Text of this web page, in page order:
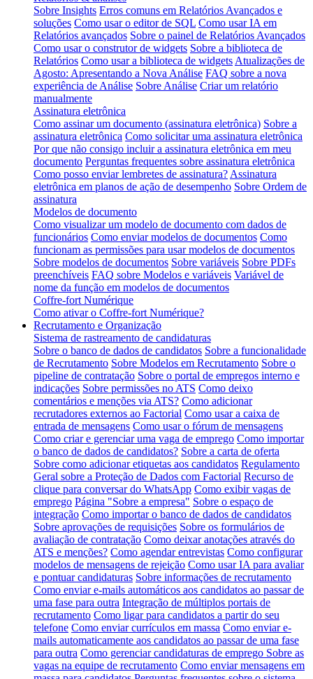
Sobre Insights Erros comuns em Relatórios Avançados e
soluções Como usar o editor de SQL Como usar IA em
Relatórios avançados Sobre o painel de Relatórios Avançados
Como usar o construtor de widgets Sobre a biblioteca de
Relatórios Como usar a biblioteca de widgets Atualizações de
Agosto: Apresentando a Nova Análise FAQ sobre a nova
experiência de Análise Sobre Análise Criar um relatório
manualmente
Assinatura eletrônica
Como assinar um documento (assinatura eletrônica) Sobre a
assinatura eletrônica Como solicitar uma assinatura eletrônica
Por que não consigo incluir a assinatura eletrônica em meu
documento Perguntas frequentes sobre assinatura eletrônica
Como posso enviar lembretes de assinatura? Assinatura
eletrônica em planos de ação de desempenho Sobre Ordem de
assinatura
Modelos de documento
Como visualizar um modelo de documento com dados de
funcionários Como enviar modelos de documentos Como
funcionam as permissões para usar modelos de documentos
Sobre modelos de documentos Sobre variáveis Sobre PDFs
preenchíveis FAQ sobre Modelos e variáveis Variável de
nome da função em modelos de documentos
Coffre-fort Numérique
Como ativar o Coffre-fort Numérique?
Recrutamento e Organização
Sistema de rastreamento de candidaturas
Sobre o banco de dados de candidatos Sobre a funcionalidade
de Recrutamento Sobre Modelos em Recrutamento Sobre o
pipeline de contratação Sobre o portal de empregos interno e
indicações Sobre permissões no ATS Como deixo
comentários e menções via ATS? Como adicionar
recrutadores externos ao Factorial Como usar a caixa de
entrada de mensagens Como usar o fórum de mensagens
Como criar e gerenciar uma vaga de emprego Como importar
o banco de dados de candidatos? Sobre a carta de oferta
Sobre como adicionar etiquetas aos candidatos Regulamento
Geral sobre a Proteção de Dados com Factorial Recurso de
clique para conversar do WhatsApp Como exibir vagas de
emprego Página "Sobre a empresa" Sobre o espaço de
integração Como importar o banco de dados de candidatos
Sobre aprovações de requisições Sobre os formulários de
avaliação de contratação Como deixar anotações através do
ATS e menções? Como agendar entrevistas Como configurar
modelos de mensagens de rejeição Como usar IA para avaliar
e pontuar candidaturas Sobre informações de recrutamento
Como enviar e-mails automáticos aos candidatos ao passar de
uma fase para outra Integração de múltiplos portais de
recrutamento Como ligar para candidatos a partir do seu
telefone Como enviar currículos em massa Como enviar e-
mails automaticamente aos candidatos ao passar de uma fase
para outra Como gerenciar candidaturas de emprego Sobre as
vagas na equipe de recrutamento Como enviar mensagens em